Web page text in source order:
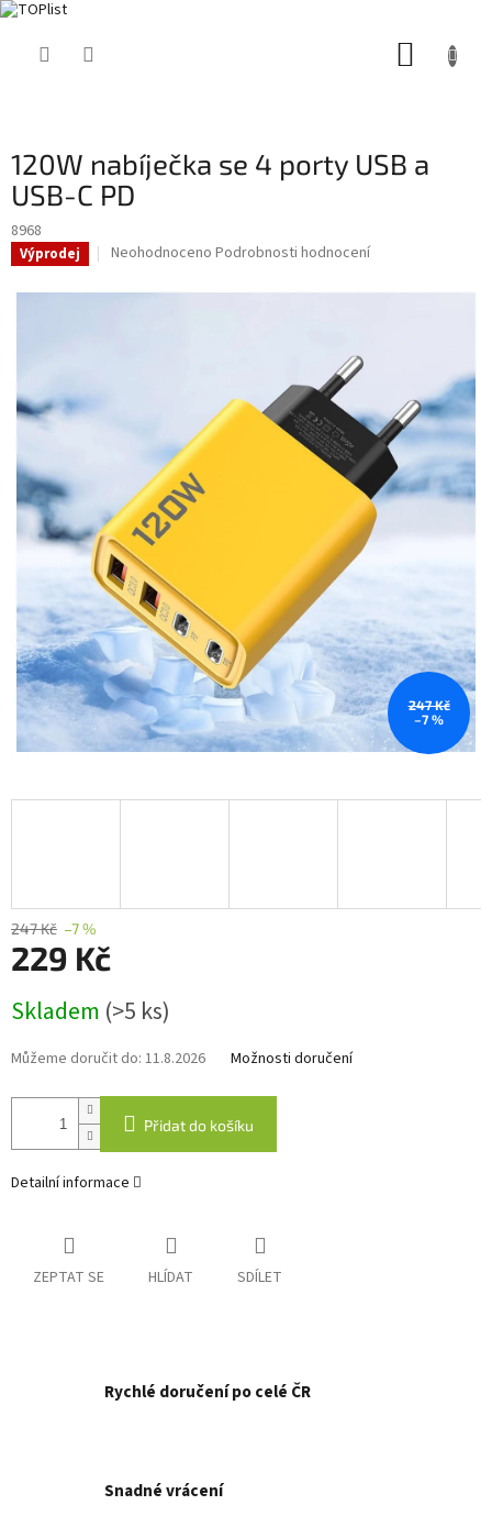
120W nabíječka se 4 porty USB a
USB-C PD
8968
Výprodej
Průměrné
produktu
Neohodnoceno Podrobnosti hodnocení
247 Kč
–7 %
247 Kč –7 %
229 Kč
cena:
Skladem (>5 ks)
Můžeme doručit do: 11.8.2026 Možnosti doručení
Přidat do košíku
Detailní informace
ZEPTAT SE HLÍDAT SDÍLET
Rychlé doručení po celé ČR
Snadné vrácení